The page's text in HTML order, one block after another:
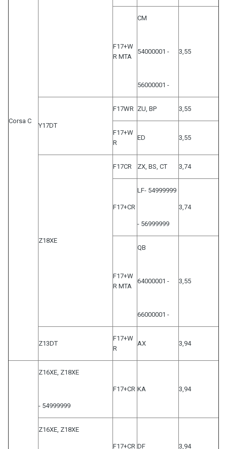
Corsa C
F17+W
R MTA
CM
54000001 -
56000001 -
3,55
Y17DT
F17WR ZU, BP 3,55
F17+W
R
ED 3,55
Z18XE
F17CR ZX, BS, CT 3,74
F17+CR
LF- 54999999
- 56999999
3,74
F17+W
R MTA
QB
64000001 -
66000001 -
3,55
Z13DT
F17+W
R
AX 3,94
Z16XE, Z18XE
- 54999999
F17+CR KA 3,94
Z16XE, Z18XE
F17+CR DF 3,94